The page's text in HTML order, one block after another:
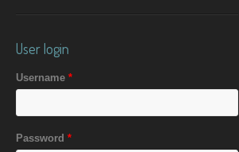
User login
Username *
Password *